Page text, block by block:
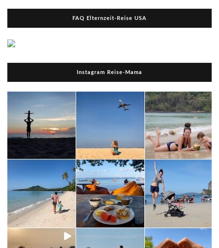
FAQ Elternzeit-Reise USA
Instagram Reise-Mama